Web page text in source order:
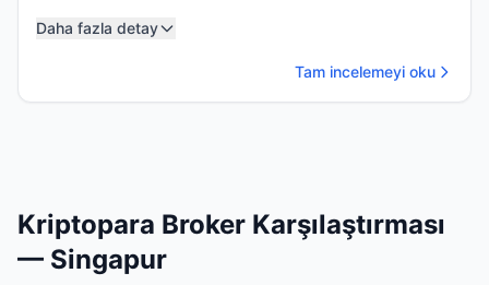
Daha fazla detay
Tam incelemeyi oku
Kriptopara Broker Karşılaştırması
— Singapur